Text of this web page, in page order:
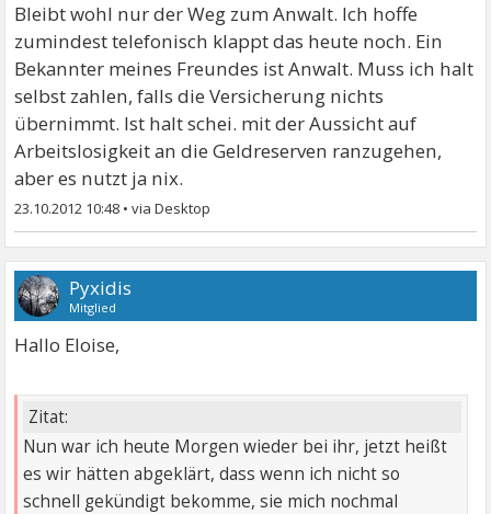
Bleibt wohl nur der Weg zum Anwalt. Ich hoffe
zumindest telefonisch klappt das heute noch. Ein
Bekannter meines Freundes ist Anwalt. Muss ich halt
selbst zahlen, falls die Versicherung nichts
übernimmt. Ist halt schei. mit der Aussicht auf
Arbeitslosigkeit an die Geldreserven ranzugehen,
aber es nutzt ja nix.
23.10.2012 10:48 •
Pyxidis
Mitglied
Hallo Eloise,
Zitat:
Nun war ich heute Morgen wieder bei ihr, jetzt heißt
es wir hätten abgeklärt, dass wenn ich nicht so
schnell gekündigt bekomme, sie mich nochmal